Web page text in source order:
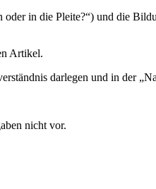
in die Pleite?“) und die
Artikel.
darlegen und in der
nicht vor.